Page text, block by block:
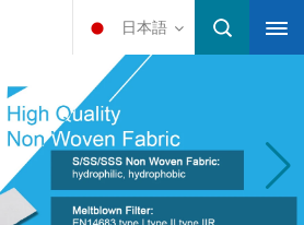
日本語